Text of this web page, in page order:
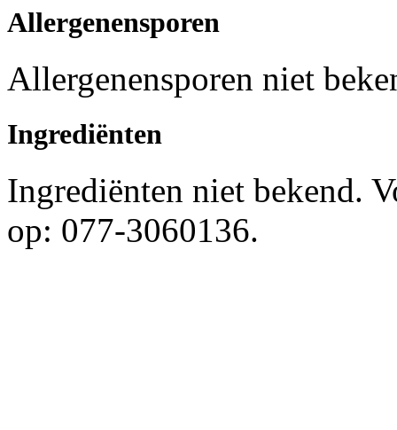
Allergenensporen
Allergenensporen niet
Ingrediënten
Ingrediënten niet bekend.
op: 077-3060136.